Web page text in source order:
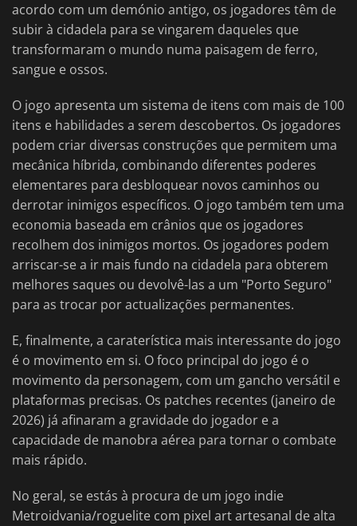
acordo com um demónio antigo, os jogadores têm de
subir à cidadela para se vingarem daqueles que
transformaram o mundo numa paisagem de ferro,
sangue e ossos.
O jogo apresenta um sistema de itens com mais de 100
itens e habilidades a serem descobertos. Os jogadores
podem criar diversas construções que permitem uma
mecânica híbrida, combinando diferentes poderes
elementares para desbloquear novos caminhos ou
derrotar inimigos específicos. O jogo também tem uma
economia baseada em crânios que os jogadores
recolhem dos inimigos mortos. Os jogadores podem
arriscar-se a ir mais fundo na cidadela para obterem
melhores saques ou devolvê-las a um "Porto Seguro"
para as trocar por actualizações permanentes.
E, finalmente, a caraterística mais interessante do jogo
é o movimento em si. O foco principal do jogo é o
movimento da personagem, com um gancho versátil e
plataformas precisas. Os patches recentes (janeiro de
2026) já afinaram a gravidade do jogador e a
capacidade de manobra aérea para tornar o combate
mais rápido.
No geral, se estás à procura de um jogo indie
Metroidvania/roguelite com pixel art artesanal de alta